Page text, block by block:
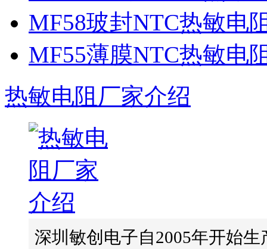
MF58玻封NTC热敏电
MF55薄膜NTC热敏电
热敏电阻厂家介绍
深圳敏创电子自2005年开始